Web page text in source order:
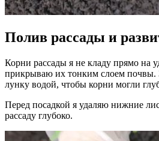
Полив рассады и
Корни рассады я не кладу прямо на
прикрываю их тонким слоем почвы.
лунку водой, чтобы корни могли
Перед посадкой я удаляю нижние
рассаду глубоко.